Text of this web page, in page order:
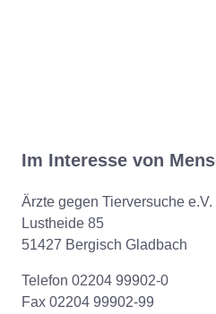
Im Interesse von
Ärzte gegen Tierversuche e.V.
Lustheide 85
51427 Bergisch Gladbach
Telefon 02204 99902-0
Fax 02204 99902-99